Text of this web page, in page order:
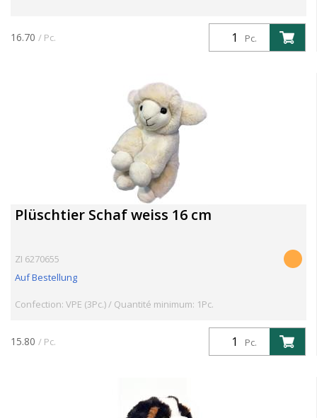
Pc.
16.70 / Pc.
Plüschtier Schaf weiss 16 cm
ZI 6270655
Auf Bestellung
Confection: VPE (3Pc.) / Quantité minimum: 1Pc.
Pc.
15.80 / Pc.